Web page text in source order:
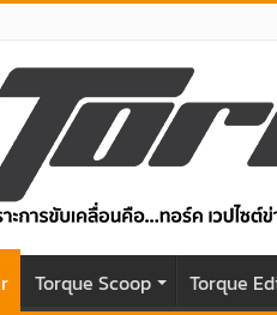
Torque Scoop Torque